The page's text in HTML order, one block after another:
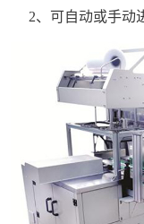
2、可自动或手动进